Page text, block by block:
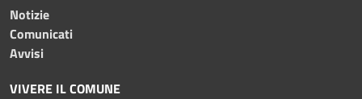
Notizie
Comunicati
Avvisi
VIVERE IL COMUNE